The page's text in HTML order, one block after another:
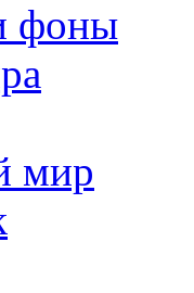
фоны
мир